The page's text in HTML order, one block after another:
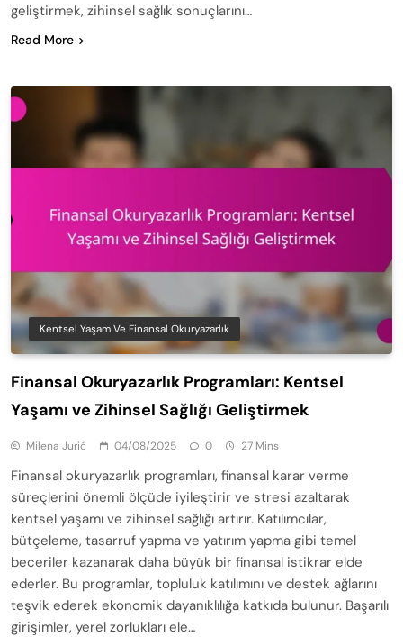
geliştirmek, zihinsel sağlık sonuçlarını…
Read More
Kentsel Yaşam Ve Finansal Okuryazarlık
Finansal Okuryazarlık Programları: Kentsel
Yaşamı ve Zihinsel Sağlığı Geliştirmek
Milena Jurić 04/08/2025 0 27 Mins
Finansal okuryazarlık programları, finansal karar verme
süreçlerini önemli ölçüde iyileştirir ve stresi azaltarak
kentsel yaşamı ve zihinsel sağlığı artırır. Katılımcılar,
bütçeleme, tasarruf yapma ve yatırım yapma gibi temel
beceriler kazanarak daha büyük bir finansal istikrar elde
ederler. Bu programlar, topluluk katılımını ve destek ağlarını
teşvik ederek ekonomik dayanıklılığa katkıda bulunur. Başarılı
girişimler, yerel zorlukları ele…